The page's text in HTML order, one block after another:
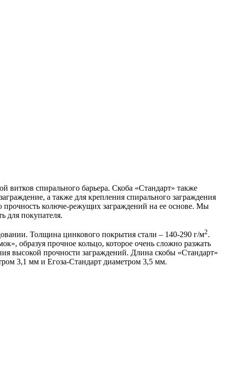
витков спирального барьера. Скоба «Стандарт» также
а также для крепления спирального заграждения
прочность колюче-режущих заграждений на ее основе. Мы
для покупателя.
Толщина цинкового покрытия стали – 140-290 г/м2.
образуя прочное кольцо, которое очень сложно разжать
высокой прочности заграждений. Длина скобы «Стандарт»
3,1 мм и Егоза-Стандарт диаметром 3,5 мм.